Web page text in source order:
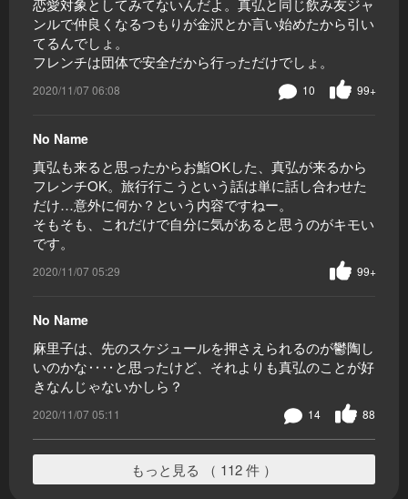
恋愛対象としてみてないんだよ。真弘と同じ飲み友ジャ
ンルで仲良くなるつもりが金沢とか言い始めたから引い
てるんでしょ。
フレンチは団体で安全だから行っただけでしょ。
2020/11/07 06:08 99+
10
No Name
真弘も来ると思ったからお鮨OKした、真弘が来るから
フレンチOK。旅行行こうという話は単に話し合わせた
だけ…意外に何か？という内容ですねー。
そもそも、これだけで自分に気があると思うのがキモい
です。
2020/11/07 05:29 99+
No Name
麻里子は、先のスケジュールを押さえられるのが鬱陶し
いのかな‥‥と思ったけど、それよりも真弘のことが好
きなんじゃないかしら？
2020/11/07 05:11 88
14
もっと見る （ 112 件 ）